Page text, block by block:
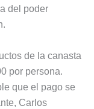
del poder
de la canasta
por persona.
que el pago se
Carlos